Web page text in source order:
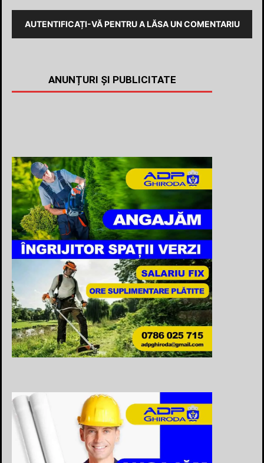
AUTENTIFICAȚI-VĂ PENTRU A LĂSA UN COMENTARIU
ANUNȚURI ȘI PUBLICITATE